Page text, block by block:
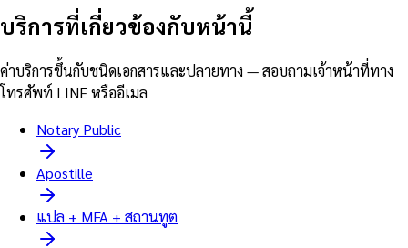
บริการที่เกี่ยวข้องกับหน้านี้
ค่าบริการขึ้นกับชนิดเอกสารและปลายทาง — สอบถามเจ้าหน้าที่ทาง
โทรศัพท์ LINE หรืออีเมล
Notary Public
Apostille
แปล + MFA + สถานทูต